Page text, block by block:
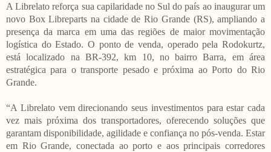
A Librelato reforça sua capilaridade no Sul do país ao inaugurar um
novo Box Libreparts na cidade de Rio Grande (RS), ampliando a
presença da marca em uma das regiões de maior movimentação
logística do Estado. O ponto de venda, operado pela Rodokurtz,
está localizado na BR-392, km 10, no bairro Barra, em área
estratégica para o transporte pesado e próxima ao Porto do Rio
Grande.
“A Librelato vem direcionando seus investimentos para estar cada
vez mais próxima dos transportadores, oferecendo soluções que
garantam disponibilidade, agilidade e confiança no pós-venda. Estar
em Rio Grande, conectada ao porto e aos principais corredores